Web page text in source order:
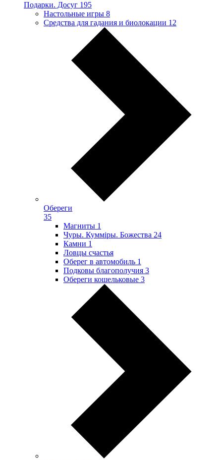
Подарки. Досуг 195
Настольные игры 8
Средства для гадания и биолокации 12
Обереги
35
Магниты 1
Чуры. Куммiры. Божества 24
Камни 1
Ловцы счастья
Оберег в автомобиль 1
Подковы благополучия 3
Обереги кошельковые 3